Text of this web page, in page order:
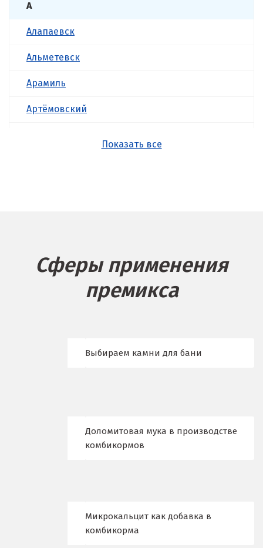
А
Алапаевск
Альметевск
Арамиль
Артёмовский
Берёзовский
Верхняя Пышма
Показать все
Сферы применения
премикса
Выбираем камни для бани
Доломитовая мука в производстве
комбикормов
Микрокальцит как добавка в
комбикорма